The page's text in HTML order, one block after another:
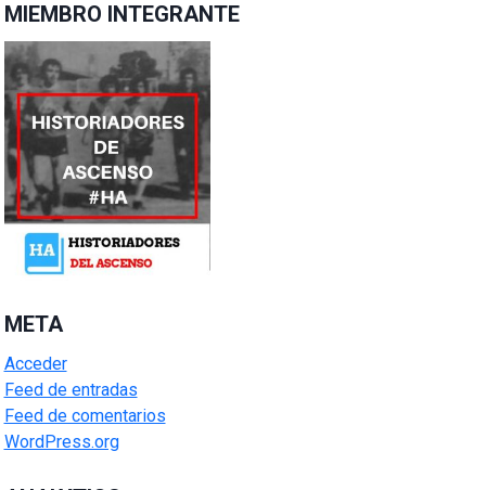
MIEMBRO INTEGRANTE
META
Acceder
Feed de entradas
Feed de comentarios
WordPress.org